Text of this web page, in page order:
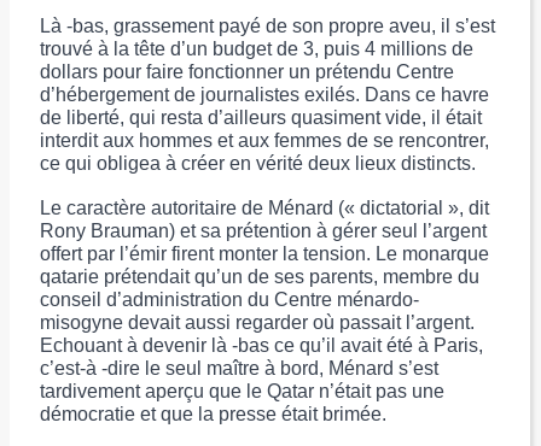
Là -bas, grassement payé de son propre aveu, il s’est
trouvé à la tête d’un budget de 3, puis 4 millions de
dollars pour faire fonctionner un prétendu Centre
d’hébergement de journalistes exilés. Dans ce havre
de liberté, qui resta d’ailleurs quasiment vide, il était
interdit aux hommes et aux femmes de se rencontrer,
ce qui obligea à créer en vérité deux lieux distincts.
Le caractère autoritaire de Ménard (« dictatorial », dit
Rony Brauman) et sa prétention à gérer seul l’argent
offert par l’émir firent monter la tension. Le monarque
qatarie prétendait qu’un de ses parents, membre du
conseil d’administration du Centre ménardo-
misogyne devait aussi regarder où passait l’argent.
Echouant à devenir là -bas ce qu’il avait été à Paris,
c’est-à -dire le seul maître à bord, Ménard s’est
tardivement aperçu que le Qatar n’était pas une
démocratie et que la presse était brimée.